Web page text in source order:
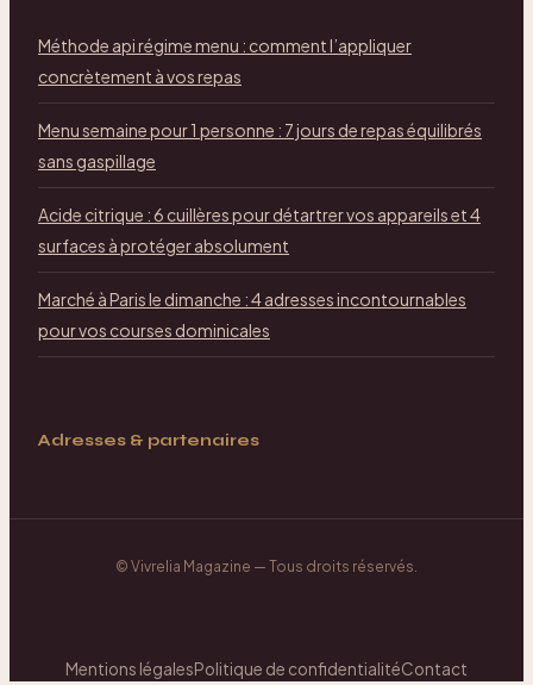
Méthode api régime menu : comment l’appliquer
concrètement à vos repas
Menu semaine pour 1 personne : 7 jours de repas équilibrés
sans gaspillage
Acide citrique : 6 cuillères pour détartrer vos appareils et 4
surfaces à protéger absolument
Marché à Paris le dimanche : 4 adresses incontournables
pour vos courses dominicales
Adresses & partenaires
© Vivrelia Magazine — Tous droits réservés.
Mentions légalesPolitique de confidentialitéContact